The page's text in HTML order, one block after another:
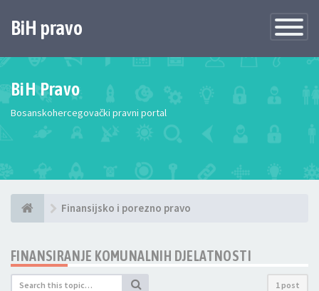
Toggle
BiH pravo
BiH Pravo
Bosanskohercegovački pravni portal
Finansijsko i porezno pravo
FINANSIRANJE KOMUNALNIH DJELATNOSTI
1 post